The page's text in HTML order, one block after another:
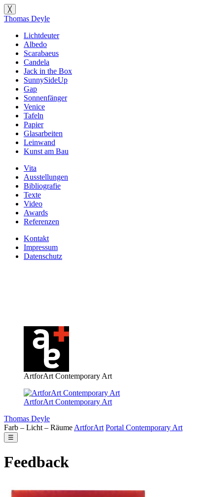
╳
Thomas Deyle
Lichtdeuter
Albedo
Scarabaeus
Candela
Jack in the Box
SunnySideUp
Gap
Sonnenfänger
Venice
Tafeln
Papier
Glasarbeiten
Leinwand
Kunst am Bau
Vita
Ausstellungen
Bibliografie
Texte
Video
Awards
Referenzen
Kontakt
Impressum
Datenschutz
ArtforArt Contemporary Art
ArtforArt Contemporary Art
Thomas Deyle
Farb – Licht – Räume ArtforArt Portal Contemporary Art
☰
Feedback